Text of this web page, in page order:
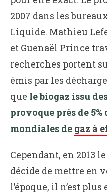
2007 dans les
Liquide. Mathieu
et Guenaël Prince
recherches portent
émis par les
que le biogaz issu
provoque près de
mondiales de gaz à
Cependant, en 2013
décide de mettre en
l’époque, il n’est